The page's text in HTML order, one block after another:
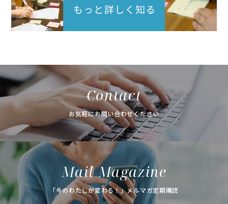
Contact
お気軽にお問い合わせください
Mail Magazine
「今のわたしが変わる！」メルマガ定期購読